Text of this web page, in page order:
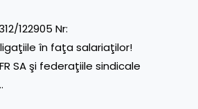
122905 Nr:
în faţa salariaţilor!
SA şi federaţiile sindicale